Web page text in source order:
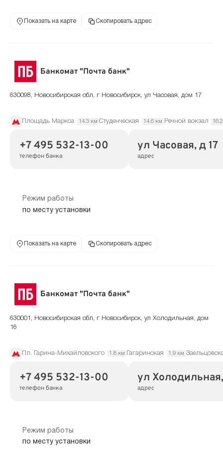
Показать на карте Скопировать адрес
Банкомат "Почта банк"
630098, Новосибирская обл, г Новосибирск, ул Часовая, дом 17
Площадь Маркса 14.3 км Студенческая 14.6 км Речной вокзал
+7 495 532-13-00
телефон банка
ул Часовая, д 17
адрес
Режим работы
по месту установки
Показать на карте Скопировать адрес
Банкомат "Почта банк"
630001, Новосибирская обл, г Новосибирск, ул Холодильная, дом
16
Пл. Гарина-Михайловского 1.8 км Гагаринская 1.9 км
+7 495 532-13-00
телефон банка
ул
адрес
Режим работы
по месту установки